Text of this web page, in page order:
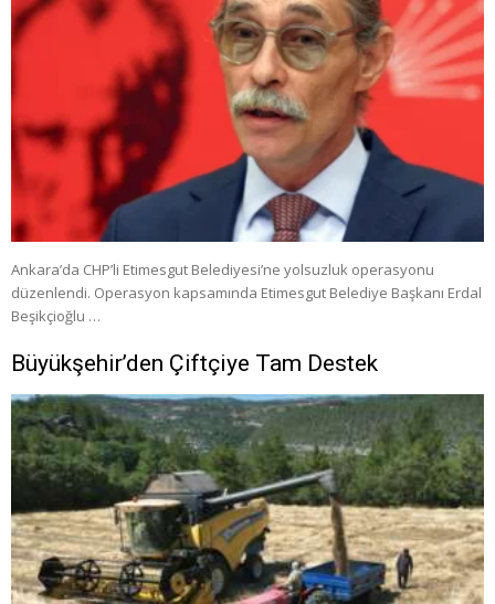
Ankara’da CHP’li Etimesgut Belediyesi’ne yolsuzluk operasyonu
düzenlendi. Operasyon kapsamında Etimesgut Belediye Başkanı Erdal
Beşikçioğlu …
Büyükşehir’den Çiftçiye Tam Destek